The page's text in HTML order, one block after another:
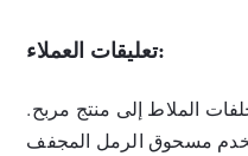
تعليقات العملاء:
الملاط إلى منتج مربح.
النهائية 1%. يُستخدم مسحوق الرمل المجفف